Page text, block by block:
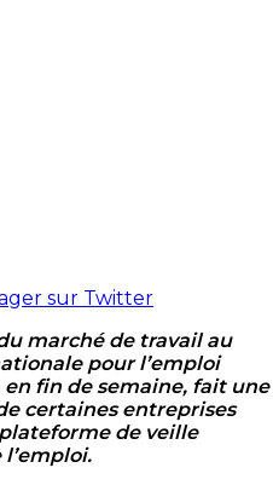
sur Twitter
marché de travail au
pour l’emploi
fin de semaine, fait une
certaines entreprises
de veille